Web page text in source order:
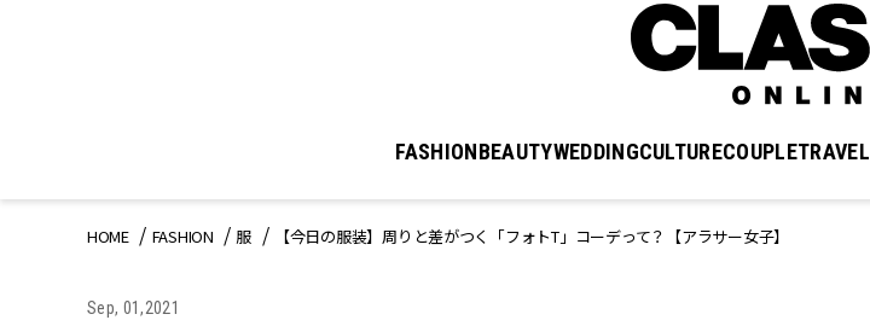
FASHIONBEAUTYWEDDINGCULTURECOUPLETRAVEL
HOME FASHION 服 【今日の服装】周りと差がつく「フォトT」コーデって？【アラサー女子】
Sep, 01,2021